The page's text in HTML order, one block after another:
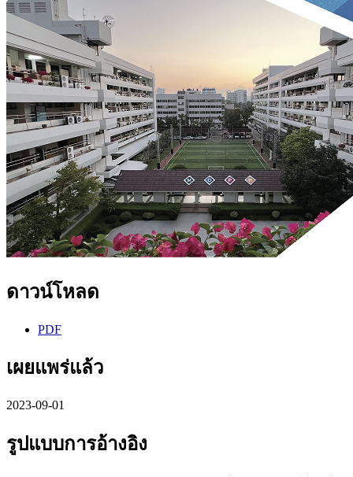
ดาวน์โหลด
PDF
เผยแพร่แล้ว
2023-09-01
รูปแบบการอ้างอิง